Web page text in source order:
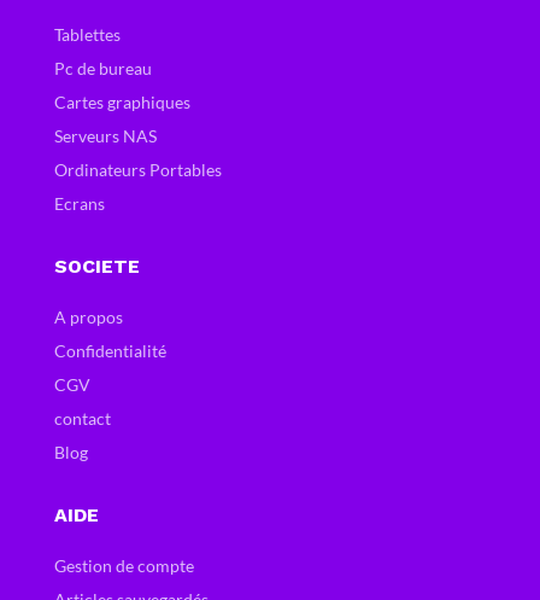
Tablettes
Pc de bureau
Cartes graphiques
Serveurs NAS
Ordinateurs Portables
Ecrans
SOCIETE
A propos
Confidentialité
CGV
contact
Blog
AIDE
Gestion de compte